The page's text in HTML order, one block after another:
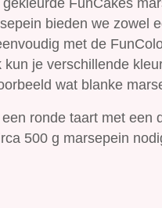
gekleurde FunCakes
bieden we zowel
met de
kun je verschillende
wat blanke
een ronde taart met een
500 g marsepein